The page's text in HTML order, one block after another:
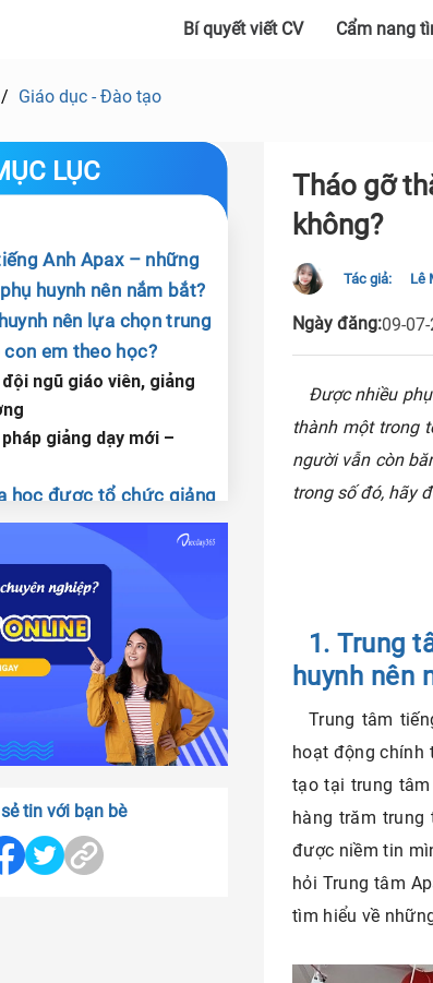
Bí quyết viết CV Cẩm nang
Giáo dục - Đào tạo
Tháo gỡ
không?
Tác giả: Lê
Ngày đăng:09-
Được nhiều
thành một trong
người vẫn còn
trong số đó, hãy
LỤC
Anh Apax – những
huynh nên nắm bắt?
nên lựa chọn trung
em theo học?
ngũ giáo viên, giảng
giảng dạy mới –
học được tổ chức giảng
Apax
tiếng Anh Apax IGarten
and Sounds
tiếng Anh Apax English by
tin với bạn bè
1. Trung
huynh nên
Trung tâm
hoạt động chính
tạo tại trung
hàng trăm
được niềm tin
hỏi Trung tâm
tìm hiểu về